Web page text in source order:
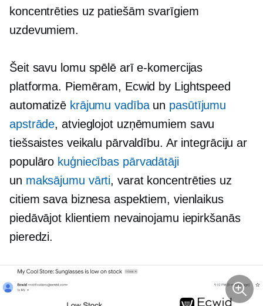
koncentrēties uz patiešām svarīgiem
uzdevumiem.
Šeit savu lomu spēlē arī e-komercijas
platforma. Piemēram, Ecwid by Lightspeed
automatizē krājumu vadībaun pasūtījumu
apstrāde, atvieglojot uzņēmumiem savu
tiešsaistes veikalu pārvaldību. Ar integrāciju ar
populāro kuģniecības pārvadātāji
un maksājumu vārti, varat koncentrēties uz
citiem sava biznesa aspektiem, vienlaikus
piedāvājot klientiem nevainojamu iepirkšanās
pieredzi.